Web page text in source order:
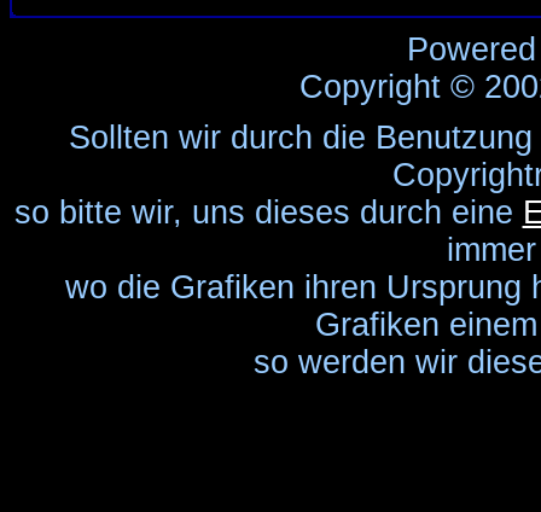
Copyright ©
Sollten wir durch die
so bitte wir, uns dieses durch eine
wo die Grafiken ihren Ursprung
Grafiken
so werden wir